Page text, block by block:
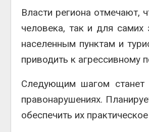
Власти региона отмечают,
человека, так и для
населенным пунктам и
приводить к агрессивному
Следующим шагом станет
правонарушениях.
обеспечить их